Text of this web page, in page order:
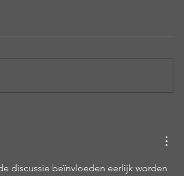
discussie beïnvloeden eerlijk worden